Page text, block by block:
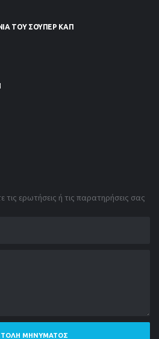
ΤΟΥ ΣΟΥΠΕΡ ΚΑΠ
τις ερωτήσεις ή τις παρατηρήσεις σας
ΜΗΝΎΜΑΤΟΣ